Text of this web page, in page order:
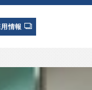
情報